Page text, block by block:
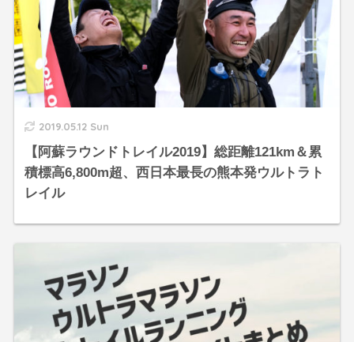
2019.05.12 Sun
【阿蘇ラウンドトレイル2019】総距離121km＆累
積標高6,800m超、西日本最長の熊本発ウルトラト
レイル